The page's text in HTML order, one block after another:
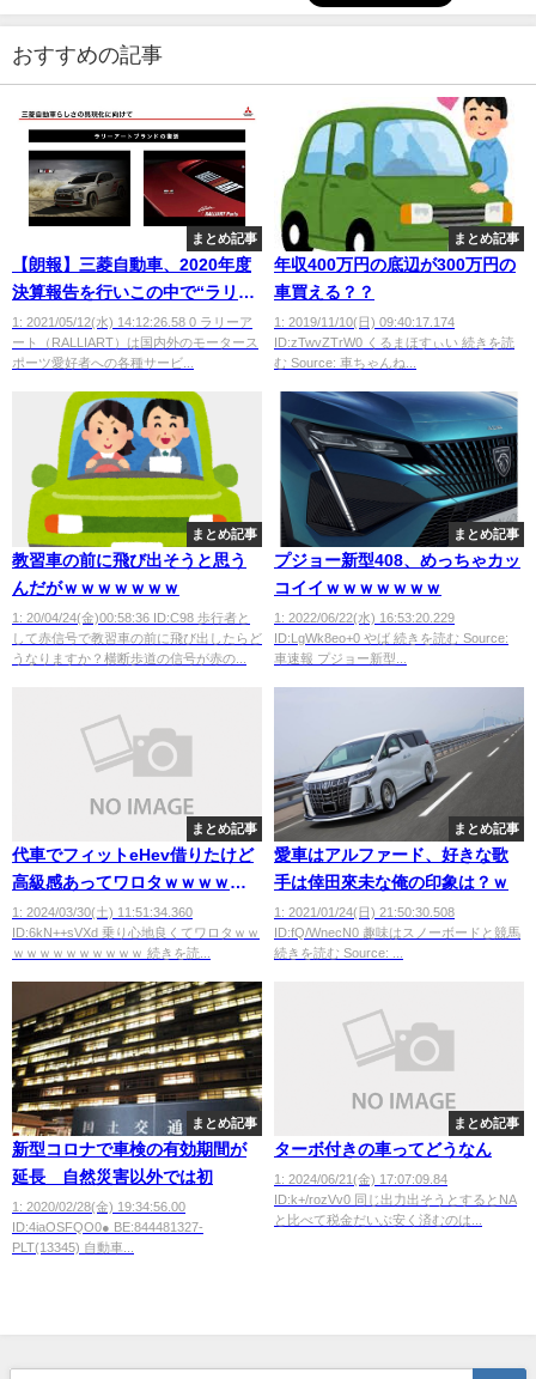
おすすめの記事
まとめ記事
【朗報】三菱自動車、2020年度
決算報告を行いこの中で“ラリー
アートブランドの復活”をアナウ
ンスwwwwwwwwww
1: 2021/05/12(水) 14:12:26.58 0 ラリーア
ート（RALLIART）は国内外のモータース
ポーツ愛好者への各種サービ...
まとめ記事
年収400万円の底辺が300万円の
車買える？？
1: 2019/11/10(日) 09:40:17.174
ID:zTwvZTrW0 くるまほすぃい 続きを読
む Source: 車ちゃんね...
まとめ記事
教習車の前に飛び出そうと思う
んだがｗｗｗｗｗｗｗ
1: 20/04/24(金)00:58:36 ID:C98 歩行者と
して赤信号で教習車の前に飛び出したらど
うなりますか？横断歩道の信号が赤の...
まとめ記事
プジョー新型408、めっちゃカッ
コイイｗｗｗｗｗｗｗ
1: 2022/06/22(水) 16:53:20.229
ID:LgWk8eo+0 やば 続きを読む Source:
車速報 プジョー新型...
まとめ記事
代車でフィットeHev借りたけど
高級感あってワロタｗｗｗｗｗ
ｗｗｗｗｗｗｗ
1: 2024/03/30(土) 11:51:34.360
ID:6kN++sVXd 乗り心地良くてワロタｗｗ
ｗｗｗｗｗｗｗｗｗｗ 続きを読...
まとめ記事
愛車はアルファード、好きな歌
手は倖田來未な俺の印象は？ｗ
1: 2021/01/24(日) 21:50:30.508
ID:fQ/WnecN0 趣味はスノーボードと競馬
続きを読む Source: ...
まとめ記事
新型コロナで車検の有効期間が
延長 自然災害以外では初
1: 2020/02/28(金) 19:34:56.00
ID:4iaOSFQO0● BE:844481327-
PLT(13345) 自動車...
まとめ記事
ターボ付きの車ってどうなん
1: 2024/06/21(金) 17:07:09.84
ID:k+/rozVv0 同じ出力出そうとするとNA
と比べて税金だいぶ安く済むのは...